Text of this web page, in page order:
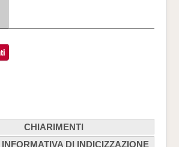
CHIARIMENTI
DI INDICIZZAZIONE